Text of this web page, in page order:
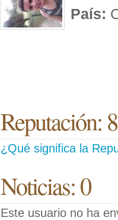
País:
Reputación: 8
¿Qué significa la
Noticias: 0
Este usuario no ha